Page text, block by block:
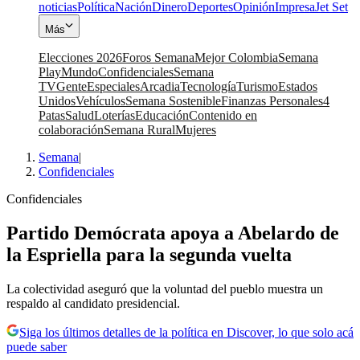
noticiasPolíticaNaciónDineroDeportesOpiniónImpresaJet Set
Más
Elecciones 2026Foros SemanaMejor ColombiaSemana
PlayMundoConfidencialesSemana
TVGenteEspecialesArcadiaTecnologíaTurismoEstados
UnidosVehículosSemana SostenibleFinanzas Personales4
PatasSaludLoteríasEducaciónContenido en
colaboraciónSemana RuralMujeres
Semana|
Confidenciales
Confidenciales
Partido Demócrata apoya a Abelardo de
la Espriella para la segunda vuelta
La colectividad aseguró que la voluntad del pueblo muestra un
respaldo al candidato presidencial.
Siga los últimos detalles de la política en Discover, lo que solo acá
puede saber